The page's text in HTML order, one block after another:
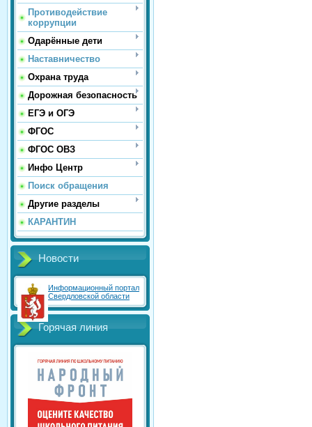
Противодействие
коррупции
Одарённые дети
Наставничество
Охрана труда
Дорожная безопасность
ЕГЭ и ОГЭ
ФГОС
ФГОС ОВЗ
Инфо Центр
Поиск обращения
Другие разделы
КАРАНТИН
Новости
Информационный портал
Свердловской области
Горячая линия